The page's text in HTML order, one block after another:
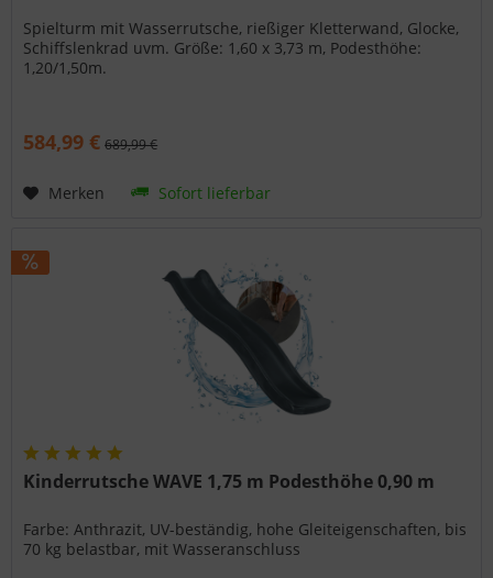
Spielturm mit Wasserrutsche, rießiger Kletterwand, Glocke,
Schiffslenkrad uvm. Größe: 1,60 x 3,73 m, Podesthöhe:
1,20/1,50m.
584,99 € 689,99 €
Merken Sofort lieferbar
Kinderrutsche WAVE 1,75 m Podesthöhe 0,90 m
Farbe: Anthrazit, UV-beständig, hohe Gleiteigenschaften, bis
70 kg belastbar, mit Wasseranschluss